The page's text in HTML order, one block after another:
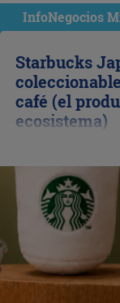
InfoNegocios
Starbucks
café (el
ecosistema)